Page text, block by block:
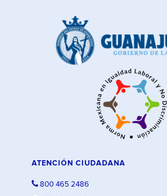
ATENCIÓN CIUDADANA
800 465 2486